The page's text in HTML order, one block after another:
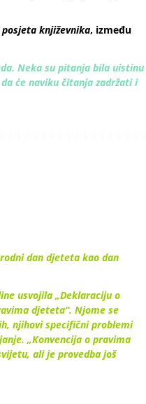
književnika, između
Neka su pitanja bila uistinu
će naviku čitanja zadržati i
dan djeteta kao dan
usvojila „Deklaraciju o
djeteta“. Njome se
njihovi specifični problemi
„Konvencija o pravima
ali je provedba još